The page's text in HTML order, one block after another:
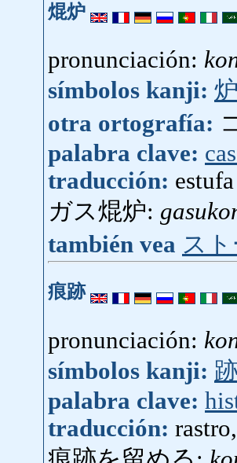
焜炉
pronunciación:
símbolos kanji:
otra ortografía:
palabra clave:
traducción:
ガス焜炉:
también vea ス
痕跡
pronunciación:
símbolos kanji:
palabra clave:
traducción: